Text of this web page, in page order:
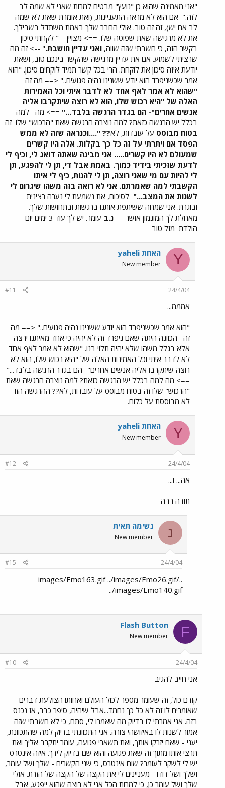
"אני מאמינה שהוא כן "נועץ" מבטים למרות שאני לא שמה לב
לזה." אם הוא לא מראה התעניינות, (ואת אומרת שאת לא שמה
לב אם יש), זה זה טוב. אולי החבר שלך באמת משתדל בשבילך.
את לא מרגישה שאת שפוטה שלו. ==> מצויין
" לקחתי סיכון
בקשר הזה, כי חשבתי שזה שווה, ואני עדיין חושבת." --> זה מה
שרציתי לשמוע. אם את עדיין מרגישה שהקשר בינכם טוב, ושאת
יודעת איזה סיכון את לוקחת. הרי בכל קשר תמיד לוקחים סיכון. "הוא
אמר שכשניפרד הוא יודע ששנינו נהיה פגועים.." <== מה זה
"שהוא לא אמר לאף אחד לא לדבר איתי וכל האמירות
האלה של "היא רכוש שלו, הוא לא רוצה שיתקרבו אליה
אנשים אחרים"- הם בגדר הרגשה בלבד..." ==> מה למה
בכלל יש הרגשה כזאת? למה נוצרה הרגשה שאת "הרכוש" שלו זה
בטוח מבוסס על עובדות, לא?? "....וכנראה שזה לא ממש
הפסד אם ויתרתי על זה כל כך בקלות. אלה היו קשרים
שמעולם לא היו קשרים..... אני מבינה שאתה דואג לי, וכיף לי
לדעת שזכיתי בידיד כמוך. באמת אבל די, תן לי להפגע, תן
לי להיות עם מי שאני רוצה, תן לי להנות, כיף לי איתו
הקשבתי למה שאמרתם. אני לא רואה בזה משהו שיגרום לי
לשנות את המצב..." לסיכום, את נשמעת לי נערה רצינית
ובוגרת. אני שמחה ששיתפת אותנו ברגשות ובתחושות שלך.
מאחלת לך המונמון אושר
נ.ב
עומר. יש לך עוד 3 ימים יום
הולדת מזל טוב
Y yaheli האחת
New member
24/4/04
#11
אמממ...
"הוא אמר שכשניפרד הוא יודע ששנינו נהיה פגועים.." <== מה
זה
הכוונה היתה שאם ניפרד זה לא יהיה כי אחד מאיתנו ירצה
אלא בגלל משהו שלא יהיה תלוי בנו. "שהוא לא אמר לאף אחד
לא לדבר איתי וכל האמירות האלה של "היא רכוש שלו, הוא לא
רוצה שיתקרבו אליה אנשים אחרים"- הם בגדר הרגשה בלבד..."
==> מה למה בכלל יש הרגשה כזאת? למה נוצרה הרגשה שאת
"הרכוש" שלו זה בטוח מבוסס על עובדות, לא?? ההרגשה הזו
לא מבוססת על כלום.
Y yaheli האחת
New member
24/4/04
#12
אה... ו...
תודה רבה
נ נשימה תאית
New member
24/4/04
#15
../images/Emo163.gif ../images/Emo26.gif
../images/Emo140.gif
F
Flash Button
New member
24/4/04
#10
אני חייב להגיב
קודם כול, זה שעומר מספר לכול העולם ואחותו הצולעת דברים
שאומרים לו זה לא כל כך נחמד...אבל שיהיה, סיפר כבר, אז נכנס
בזה. אני אמרתי לו בדיוק מה שאמרו לי, סתם, כי לא חשבתי שזה
אמור לשנות לו באיזושהי צורה. אני התכוונתי בדיוק למה שהתכוונת,
יעני - שאם יזרקו אותך, ואת תשארי פגועה, עומר יתקרב אליך ואת
תרצי אותו מתוך זה שאת פגועה והוא שם בדיוק לידך. איזה אינטרס
יש לי לשקר לעומר? שום אינטרס, כי שני הקשרים - שלך ושל עומר,
ושלך ושל דודו - מעניינים לי את הקצה של הקצה של הזרת. אולי
שלך ושל עומר כן, כי למרות הכל אני לא רוצה שהוא ייפגע, אבל